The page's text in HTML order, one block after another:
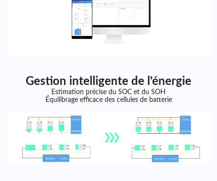
Gestion intelligente de l'énergie
Estimation précise du SOC et du SOH
Équilibrage efficace des cellules de batterie